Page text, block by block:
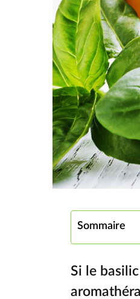
Sommaire
Si le